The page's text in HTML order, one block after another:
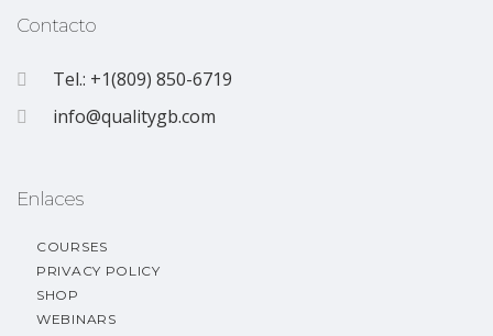
Contacto
Tel.: +1(809) 850-6719
info@qualitygb.com
Enlaces
COURSES
PRIVACY POLICY
SHOP
WEBINARS